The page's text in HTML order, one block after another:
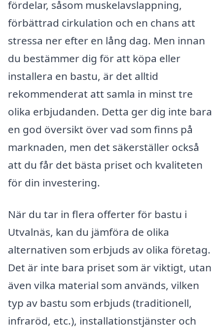
fördelar, såsom muskelavslappning,
förbättrad cirkulation och en chans att
stressa ner efter en lång dag. Men innan
du bestämmer dig för att köpa eller
installera en bastu, är det alltid
rekommenderat att samla in minst tre
olika erbjudanden. Detta ger dig inte bara
en god översikt över vad som finns på
marknaden, men det säkerställer också
att du får det bästa priset och kvaliteten
för din investering.
När du tar in flera offerter för bastu i
Utvalnäs, kan du jämföra de olika
alternativen som erbjuds av olika företag.
Det är inte bara priset som är viktigt, utan
även vilka material som används, vilken
typ av bastu som erbjuds (traditionell,
infraröd, etc.), installationstjänster och